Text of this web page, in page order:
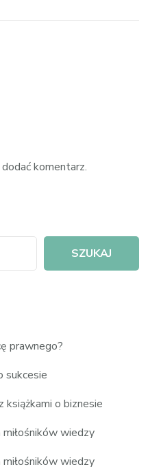
komentarz.
SZUKAJ
prawnego?
sukcesie
książkami o biznesie
wiedzy
wiedzy